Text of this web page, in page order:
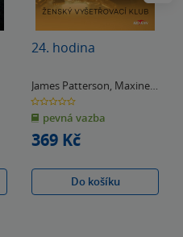
24. hodina
James Patterson, Maxine
Paetro
0.0
z
5
hvězdiček
pevná vazba
369 Kč
Do košíku